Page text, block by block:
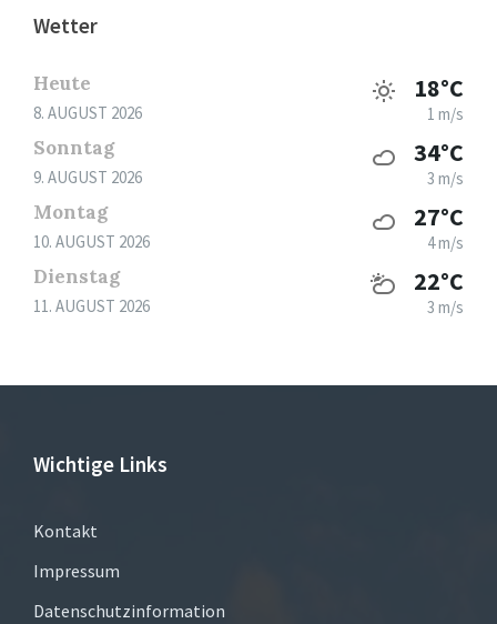
Wetter
Heute
8. AUGUST 2026
18°C
1 m/s
Sonntag
9. AUGUST 2026
34°C
3 m/s
Montag
10. AUGUST 2026
27°C
4 m/s
Dienstag
11. AUGUST 2026
22°C
3 m/s
Wichtige Links
Kontakt
Impressum
Datenschutzinformation